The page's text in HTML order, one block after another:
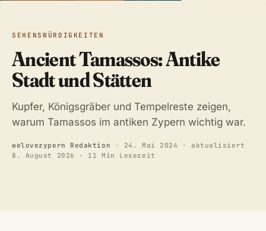
SEHENSWÜRDIGKEITEN
Ancient Tamassos: Antike
Stadt und Stätten
Kupfer, Königsgräber und Tempelreste zeigen,
warum Tamassos im antiken Zypern wichtig war.
welovezypern Redaktion · 24. Mai 2024 · aktualisiert
8. August 2026
· 11 Min Lesezeit